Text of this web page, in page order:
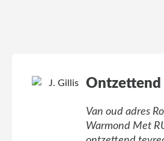
Ontzettend
Van oud adres
Warmond Met